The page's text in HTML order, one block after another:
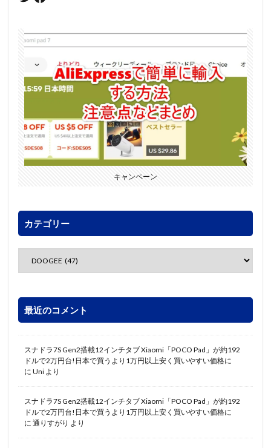
キャンペーン
カテゴリー
最近のコメント
スナドラ7S Gen2搭載12インチタブ Xiaomi「POCO Pad」が約192
ドルで2万円台!日本で買うより1万円以上安く買いやすい価格に
に Uni より
スナドラ7S Gen2搭載12インチタブ Xiaomi「POCO Pad」が約192
ドルで2万円台!日本で買うより1万円以上安く買いやすい価格に
に 通りすがり より